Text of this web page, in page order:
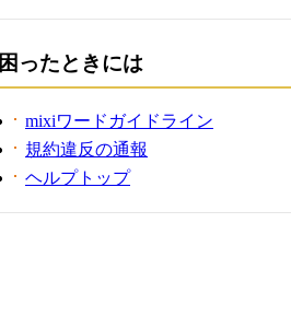
困ったときには
mixiワードガイドライン
規約違反の通報
ヘルプトップ